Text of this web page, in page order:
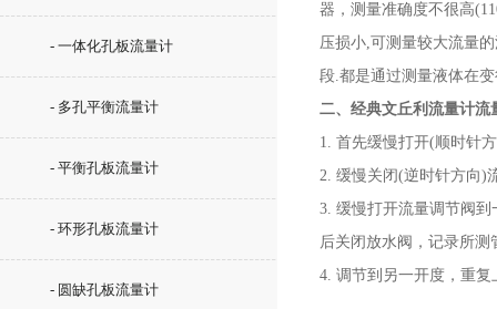
- 一体化孔板流量计
- 多孔平衡流量计
- 平衡孔板流量计
- 环形孔板流量计
- 圆缺孔板流量计
器，测量准确度不很高
压损小,可测量较大流量
段.都是通过测量液体在
二、经典文丘利流量计流
1. 首先缓慢打开(顺时针
2. 缓慢关闭(逆时针方向)
3. 缓慢打开流量调节阀
后关闭放水阀，记录所
4. 调节到另一开度，重